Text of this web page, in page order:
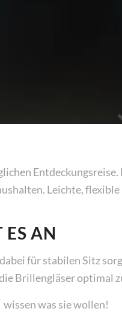
Leichte,
AN
für stabilen Sitz
Brillengläser
was sie wollen!